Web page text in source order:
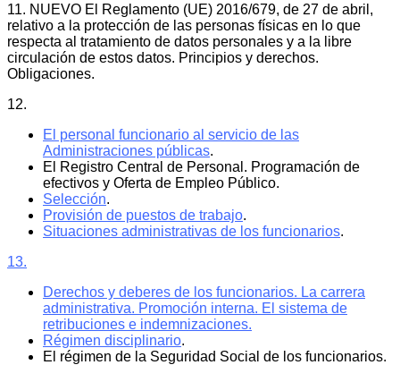
11. NUEVO El Reglamento (UE) 2016/679, de 27 de abril,
relativo a la protección de las personas físicas en lo que
respecta al tratamiento de datos personales y a la libre
circulación de estos datos. Principios y derechos.
Obligaciones.
12.
El personal funcionario al servicio de las
Administraciones públicas.
El Registro Central de Personal. Programación de
efectivos y Oferta de Empleo Público.
Selección.
Provisión de puestos de trabajo.
Situaciones administrativas de los funcionarios.
13.
Derechos y deberes de los funcionarios. La carrera
administrativa. Promoción interna. El sistema de
retribuciones e indemnizaciones.
Régimen disciplinario.
El régimen de la Seguridad Social de los funcionarios.